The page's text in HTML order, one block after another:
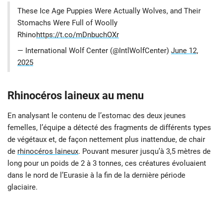
These Ice Age Puppies Were Actually Wolves, and Their
Stomachs Were Full of Woolly
Rhinohttps://t.co/mDnbuchOXr
— International Wolf Center (@IntlWolfCenter) June 12,
2025
Rhinocéros laineux au menu
En analysant le contenu de l’estomac des deux jeunes
femelles, l’équipe a détecté des fragments de différents types
de végétaux et, de façon nettement plus inattendue, de chair
de rhinocéros laineux. Pouvant mesurer jusqu’à 3,5 mètres de
long pour un poids de 2 à 3 tonnes, ces créatures évoluaient
dans le nord de l’Eurasie à la fin de la dernière période
glaciaire.